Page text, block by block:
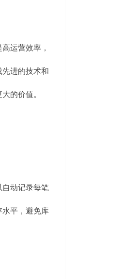
运营效率，
进的技术和
的价值。
自动记录每笔
水平，避免库